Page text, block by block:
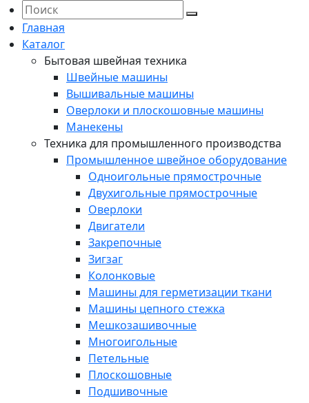
Главная
Каталог
Бытовая швейная техника
Швейные машины
Вышивальные машины
Оверлоки и плоскошовные машины
Манекены
Техника для промышленного производства
Промышленное швейное оборудование
Одноигольные прямострочные
Двухигольные прямострочные
Оверлоки
Двигатели
Закрепочные
Зигзаг
Колонковые
Машины для герметизации ткани
Машины цепного стежка
Мешкозашивочные
Многоигольные
Петельные
Плоскошовные
Подшивочные